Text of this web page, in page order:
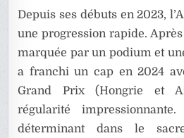
Depuis ses débuts en 2023,
une progression rapide.
marquée par un podium et
a franchi un cap en 2024
Grand Prix (Hongrie et
régularité
déterminant dans le